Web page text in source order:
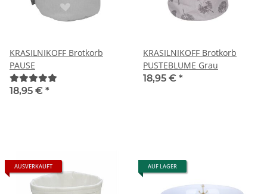
KRASILNIKOFF Brotkorb
PAUSE
18,95 € *
KRASILNIKOFF Brotkorb
PUSTEBLUME Grau
18,95 € *
AUSVERKAUFT AUF LAGER